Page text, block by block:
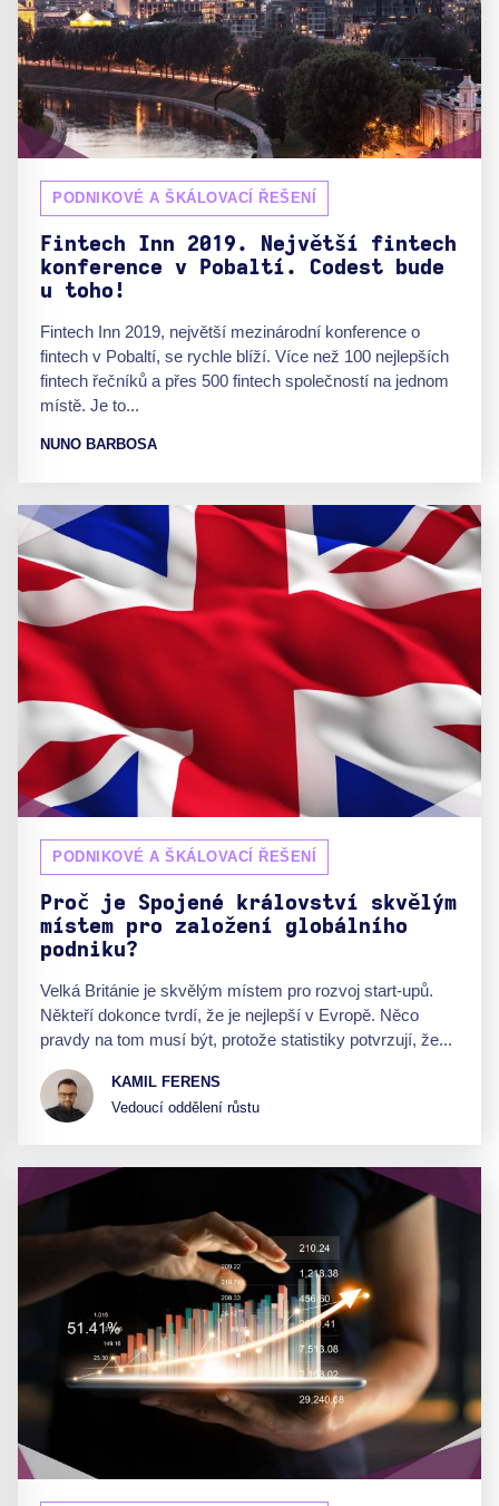
PODNIKOVÉ A ŠKÁLOVACÍ ŘEŠENÍ
Fintech Inn 2019. Největší fintech
konference v Pobaltí. Codest bude
u toho!
Fintech Inn 2019, největší mezinárodní konference o
fintech v Pobaltí, se rychle blíží. Více než 100 nejlepších
fintech řečníků a přes 500 fintech společností na jednom
místě. Je to...
NUNO BARBOSA
PODNIKOVÉ A ŠKÁLOVACÍ ŘEŠENÍ
Proč je Spojené království skvělým
místem pro založení globálního
podniku?
Velká Británie je skvělým místem pro rozvoj start-upů.
Někteří dokonce tvrdí, že je nejlepší v Evropě. Něco
pravdy na tom musí být, protože statistiky potvrzují, že...
KAMIL FERENS
Vedoucí oddělení růstu